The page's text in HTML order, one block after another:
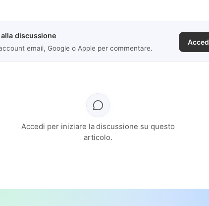
discussione
email, Google o Apple per commentare.
Accedi per iniziare la discussione su questo
articolo.